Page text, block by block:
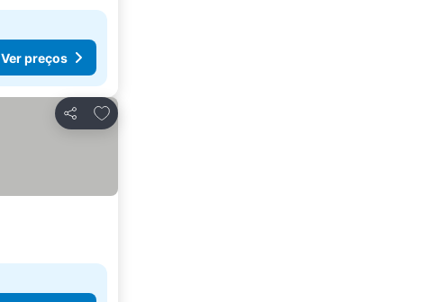
Ver preços
Partilhar
Adicionar aos favoritos